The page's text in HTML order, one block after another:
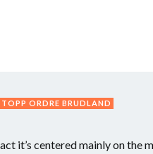
ORDRE BRUDLAND
it’s centered mainly on the